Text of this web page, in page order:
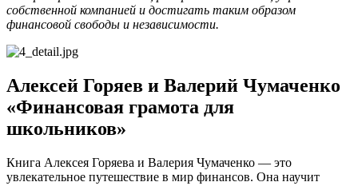
собственной компанией и достигать таким образом
финансовой свободы и независимости.
Алексей Горяев и Валерий Чумаченко
«Финансовая грамота для
школьников»
Книга Алексея Горяева и Валерия Чумаченко — это
увлекательное путешествие в мир финансов. Она научит